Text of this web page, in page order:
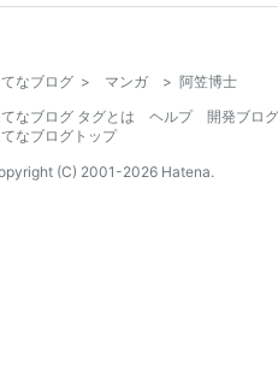
なブログ > マンガ > 阿笠博士
なブログ タグとは
ヘルプ
開発ブログ
なブログトップ
(C) 2001-2026 Hatena.